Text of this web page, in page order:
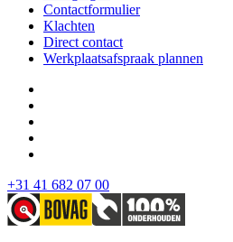
Contactformulier
Klachten
Direct contact
Werkplaatsafspraak plannen
+31 41 682 07 00